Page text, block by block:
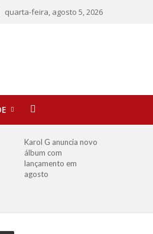
quarta-feira, agosto 5, 2026
Karol G anuncia novo
álbum com
lançamento em
agosto